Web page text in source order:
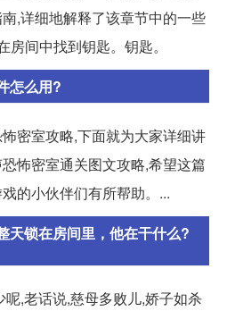
,详细地解释了该章节中的一些
间中找到钥匙。钥匙。
怎么用?
密室攻略,下面就为大家详细讲
怖密室通关图文攻略,希望这篇
的小伙伴们有所帮助。...
天锁在房间里，他在干什么?
,老话说,慈母多败儿,娇子如杀